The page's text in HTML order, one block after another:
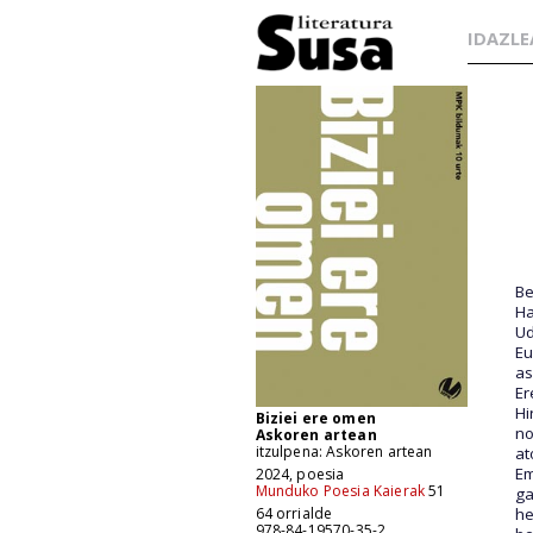
Biziei ere omen
Askoren artean
itzulpena: Askoren artean
2024, poesia
Munduko Poesia Kaierak51
64 orrialde